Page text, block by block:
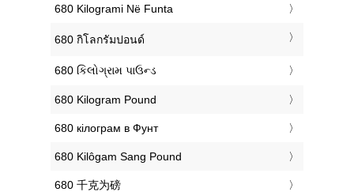
‎680 Kilogrami Në Funta
‎680 กิโลกรัมปอนด์
‎680 કિલોગ્રામ પાઉન્ડ
‎680 Kilogram Pound
‎680 кілограм в Фунт
‎680 Kilôgam Sang Pound
‎680 千克为磅